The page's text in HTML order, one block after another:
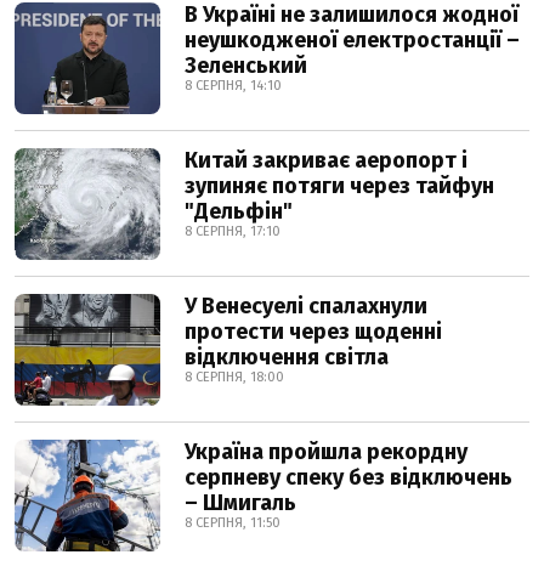
В Україні не залишилося жодної
неушкодженої електростанції –
Зеленський
8 СЕРПНЯ, 14:10
Китай закриває аеропорт і
зупиняє потяги через тайфун
"Дельфін"
8 СЕРПНЯ, 17:10
У Венесуелі спалахнули
протести через щоденні
відключення світла
8 СЕРПНЯ, 18:00
Україна пройшла рекордну
серпневу спеку без відключень
– Шмигаль
8 СЕРПНЯ, 11:50